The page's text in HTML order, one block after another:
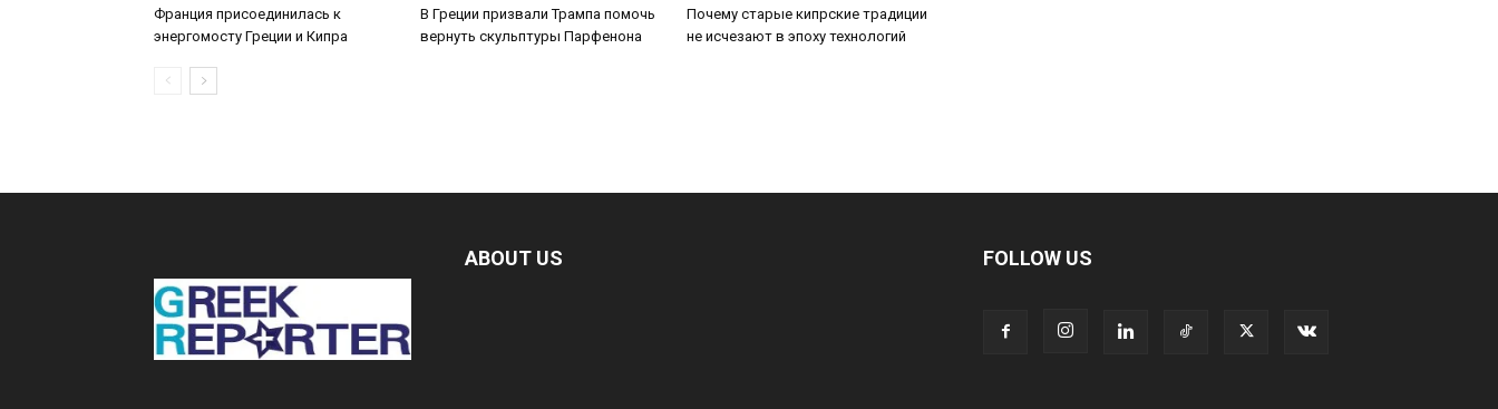
Франция присоединилась к
энергомосту Греции и Кипра
В Греции призвали Трампа помочь
вернуть скульптуры Парфенона
Почему старые кипрские традиции
не исчезают в эпоху технологий
ABOUT US FOLLOW US